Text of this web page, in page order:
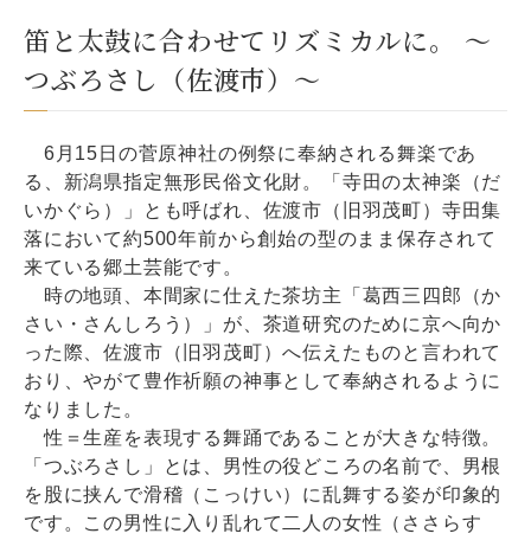
笛と太鼓に合わせてリズミカルに。 ～
つぶろさし（佐渡市）～
6月15日の菅原神社の例祭に奉納される舞楽であ
る、新潟県指定無形民俗文化財。「寺田の太神楽（だ
いかぐら）」とも呼ばれ、佐渡市（旧羽茂町）寺田集
落において約500年前から創始の型のまま保存されて
来ている郷土芸能です。
時の地頭、本間家に仕えた茶坊主「葛西三四郎（か
さい・さんしろう）」が、茶道研究のために京へ向か
った際、佐渡市（旧羽茂町）へ伝えたものと言われて
おり、やがて豊作祈願の神事として奉納されるように
なりました。
性＝生産を表現する舞踊であることが大きな特徴。
「つぶろさし」とは、男性の役どころの名前で、男根
を股に挟んで滑稽（こっけい）に乱舞する姿が印象的
です。この男性に入り乱れて二人の女性（ささらす